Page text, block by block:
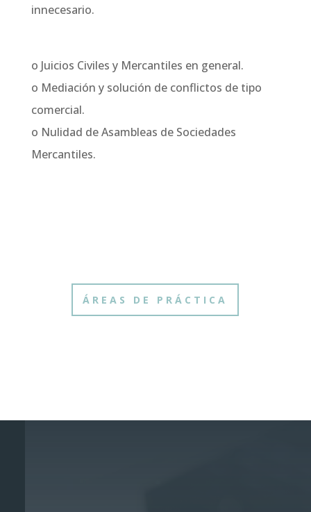
innecesario.
o Juicios Civiles y Mercantiles en general.
o Mediación y solución de conflictos de tipo
comercial.
o Nulidad de Asambleas de Sociedades
Mercantiles.
ÁREAS DE PRÁCTICA